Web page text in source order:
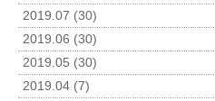
2019.07 (30)
2019.06 (30)
2019.05 (30)
2019.04 (7)